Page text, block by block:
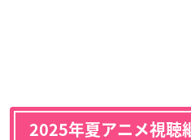
2025年夏アニメ視聴